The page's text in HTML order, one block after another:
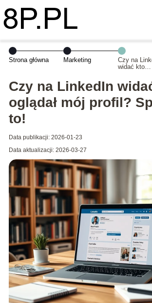
Strona główna Marketing
Czy na
widać kto
profil?
to!
Czy na LinkedIn
oglądał mój profil?
to!
Data publikacji: 2026-01-23
Data aktualizacji: 2026-03-27